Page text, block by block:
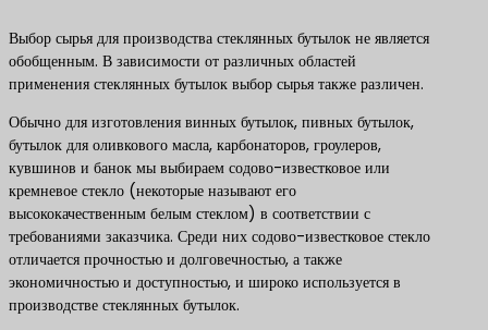
Выбор сырья для производства стеклянных бутылок не является
обобщенным. В зависимости от различных областей
применения стеклянных бутылок выбор сырья также различен.
Обычно для изготовления винных бутылок, пивных бутылок,
бутылок для оливкового масла, карбонаторов, гроулеров,
кувшинов и банок мы выбираем содово-известковое или
кремневое стекло (некоторые называют его
высококачественным белым стеклом) в соответствии с
требованиями заказчика. Среди них содово-известковое стекло
отличается прочностью и долговечностью, а также
экономичностью и доступностью, и широко используется в
производстве стеклянных бутылок.